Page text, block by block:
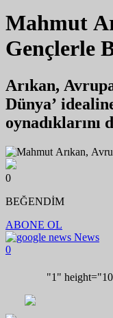
Mahmut
Gençlerle
Arıkan,
Dünya’
oynadıklarını
0
BEĞENDİM
ABONE OL
News
0
"1" height="10"